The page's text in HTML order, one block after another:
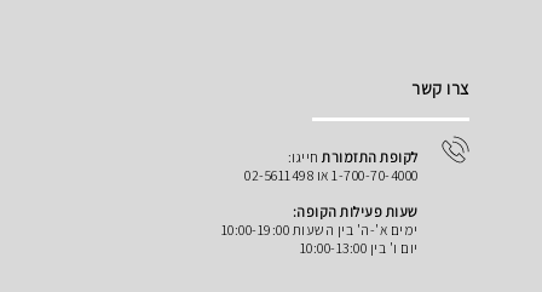
צרו קשר
לקופת התזמורתחייגו:
1-700-70-4000 או 02-5611498
שעות פעילות הקופה:
ימים א'-ה' בין השעות 10:00-19:00
יום ו' בין 10:00-13:00